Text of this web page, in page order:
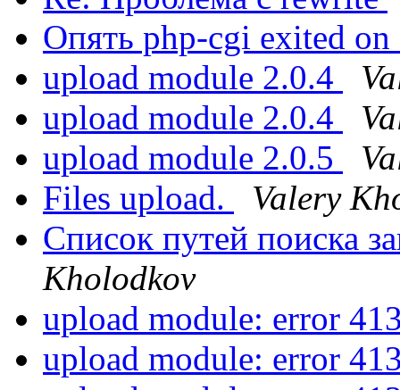
Опять php-cgi exited
upload module 2.0.4
upload module 2.0.4
upload module 2.0.5
Files upload.
Valery
Список путей поиска
Kholodkov
upload module: error
upload module: error